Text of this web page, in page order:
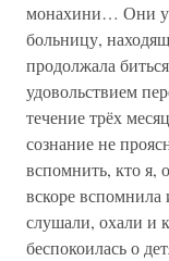
монахини… Они
больницу,
продолжала
удовольствием
течение трёх
сознание не
вспомнить, кто я,
вскоре
слушали, охали и
беспокоилась о